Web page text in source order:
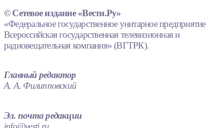
© Сетевое издание «Вести.Ру»
«Федеральное государственное унитарное предприятие
Всероссийская государственная телевизионная и
радиовещательная компания» (ВГТРК).
Главный редактор
А. А. Филипповский
Эл. почта редакции